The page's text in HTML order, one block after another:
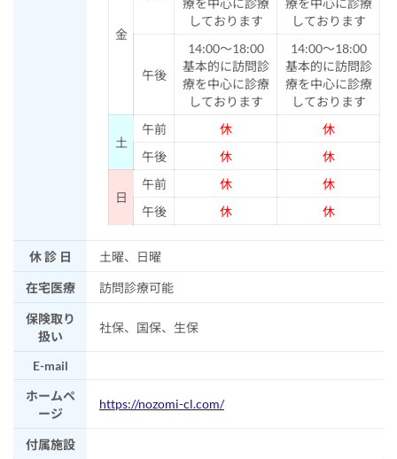
金
療を中心に診療
しております
療を中心に診療
しております
午後
14:00～18:00
基本的に訪問診
療を中心に診療
しております
14:00～18:00
基本的に訪問診
療を中心に診療
しております
土
午前 休
休
午後
休 休
日
午前 休
休
午後
休 休
休 診 日 土曜、日曜
在宅医療 訪問診療可能
保険取り
扱い
社保、国保、生保
E-mail
ホームペ
ージ
https://nozomi-cl.com/
付属施設